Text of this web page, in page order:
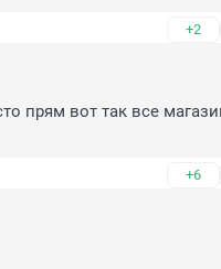
+2
прям вот так все
+6